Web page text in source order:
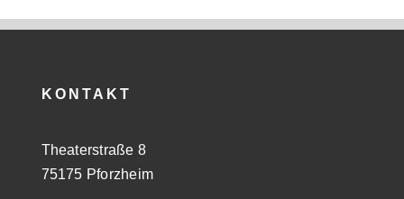
KONTAKT
Theaterstraße 8
75175 Pforzheim